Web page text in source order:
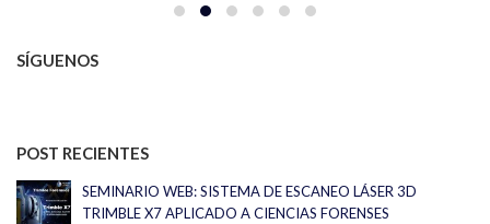
SÍGUENOS
POST RECIENTES
SEMINARIO WEB: SISTEMA DE ESCANEO LÁSER 3D
TRIMBLE X7 APLICADO A CIENCIAS FORENSES